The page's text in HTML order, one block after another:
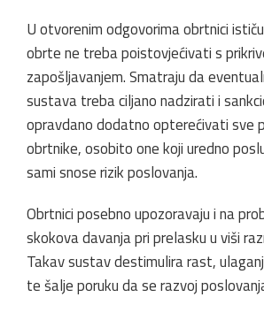
U otvorenim odgovorima obrtnici
obrte ne treba poistovjećivati s
zapošljavanjem. Smatraju da
sustava treba ciljano nadzirati i
opravdano dodatno opterećivati sve
obrtnike, osobito one koji uredno
sami snose rizik poslovanja.
Obrtnici posebno upozoravaju i na
skokova davanja pri prelasku u viši
Takav sustav destimulira rast,
te šalje poruku da se razvoj